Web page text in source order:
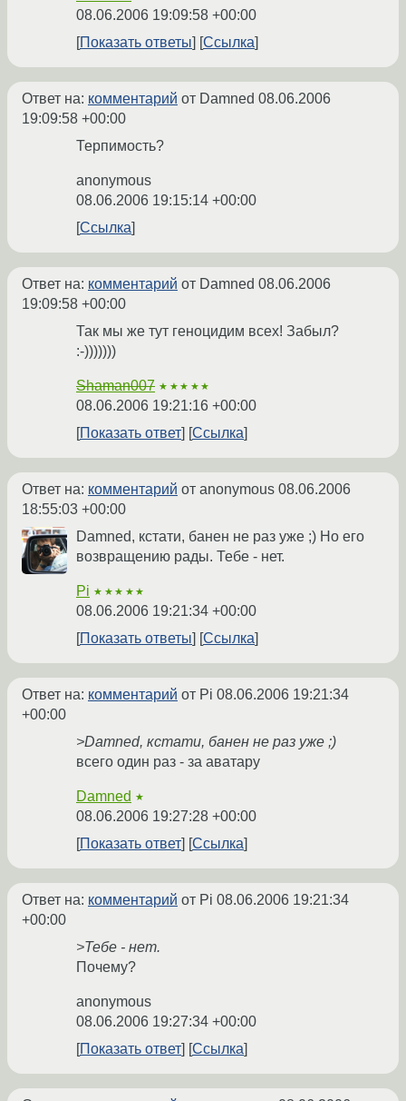
08.06.2006 19:09:58 +00:00
Показать ответы
Ссылка
Ответ на: комментарий от Damned 08.06.2006
19:09:58 +00:00
Терпимость?
anonymous
08.06.2006 19:15:14 +00:00
Ссылка
Ответ на: комментарий от Damned 08.06.2006
19:09:58 +00:00
Так мы же тут геноцидим всех! Забыл?
:-)))))))
Shaman007 ★★★★★
08.06.2006 19:21:16 +00:00
Показать ответ
Ссылка
Ответ на: комментарий от anonymous 08.06.2006
18:55:03 +00:00
Damned, кстати, банен не раз уже ;) Но его
возвращению рады. Тебе - нет.
Pi ★★★★★
08.06.2006 19:21:34 +00:00
Показать ответы
Ссылка
Ответ на: комментарий от Pi 08.06.2006 19:21:34
+00:00
>Damned, кстати, банен не раз уже ;)
всего один раз - за аватару
Damned ★
08.06.2006 19:27:28 +00:00
Показать ответ
Ссылка
Ответ на: комментарий от Pi 08.06.2006 19:21:34
+00:00
>Тебе - нет.
Почему?
anonymous
08.06.2006 19:27:34 +00:00
Показать ответ
Ссылка